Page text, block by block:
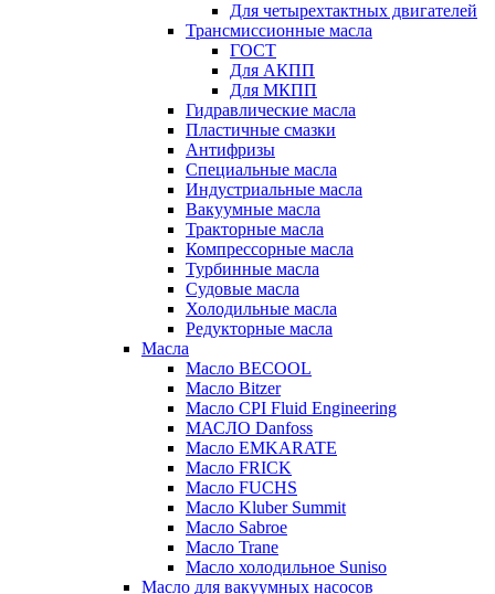
Для четырехтактных двигателей
Трансмиссионные масла
ГОСТ
Для АКПП
Для МКПП
Гидравлические масла
Пластичные смазки
Антифризы
Специальные масла
Индустриальные масла
Вакуумные масла
Тракторные масла
Компрессорные масла
Турбинные масла
Судовые масла
Холодильные масла
Редукторные масла
Масла
Масло BECOOL
Масло Bitzer
Масло CPI Fluid Engineering
МАСЛО Danfoss
Масло EMKARATE
Масло FRICK
Масло FUCHS
Масло Kluber Summit
Масло Sabroe
Масло Trane
Масло холодильное Suniso
Масло для вакуумных насосов